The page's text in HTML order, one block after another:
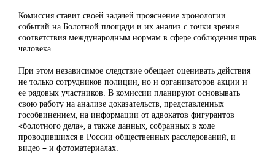
Комиссия ставит своей задачей прояснение хронологии
событий на Болотной площади и их анализ с точки зрения
соответствия международным нормам в сфере соблюдения прав
человека.
При этом независимое следствие обещает оценивать действия
не только сотрудников полиции, но и организаторов акции и
ее рядовых участников. В комиссии планируют основывать
свою работу на анализе доказательств, представленных
гособвинением, на информации от адвокатов фигурантов
«болотного дела», а также данных, собранных в ходе
проводившихся в России общественных расследований, и
видео – и фотоматериалах.